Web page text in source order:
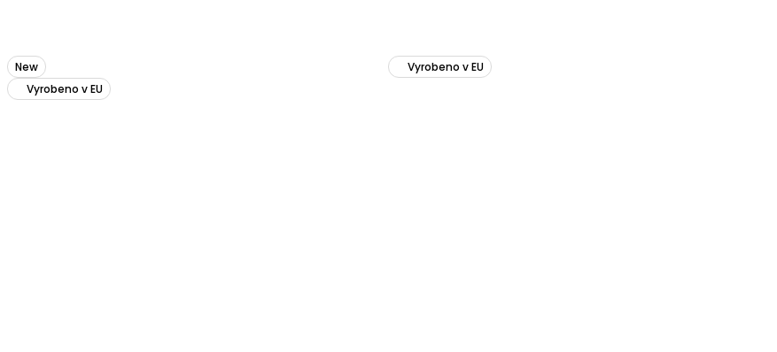
New
Vyrobeno v EU
Vyrobeno v EU